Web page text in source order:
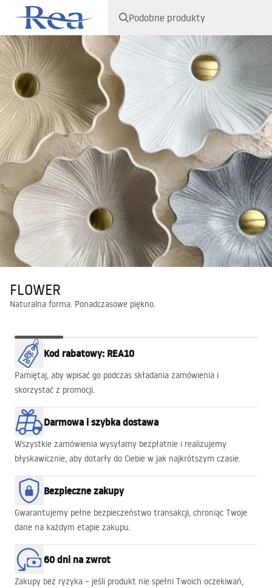
Podobne produkty
FLOWER
Naturalna forma. Ponadczasowe piękno.
FLOWER
letnim
rozkwicie
HEAVEN
Kod rabatowy: REA10
Pamiętaj, aby wpisać go podczas składania zamówienia i
skorzystać z promocji.
Darmowa i szybka dostawa
Wszystkie zamówienia wysyłamy bezpłatnie i realizujemy
błyskawicznie, aby dotarły do Ciebie w jak najkrótszym czasie.
Bezpieczne zakupy
Gwarantujemy pełne bezpieczeństwo transakcji, chroniąc Twoje
dane na każdym etapie zakupu.
60 dni na zwrot
Zakupy bez ryzyka – jeśli produkt nie spełni Twoich oczekiwań,